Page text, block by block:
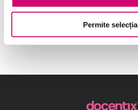
Permite selecția
Transformare Digitală(90)
(10)